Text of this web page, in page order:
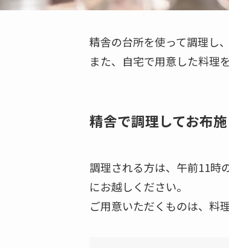
精舎の台所を使って調理し
また、自宅で用意した料理
精舎で調理してお布
調理される方は、午前11時
にお越しください。
ご用意いただくものは、料